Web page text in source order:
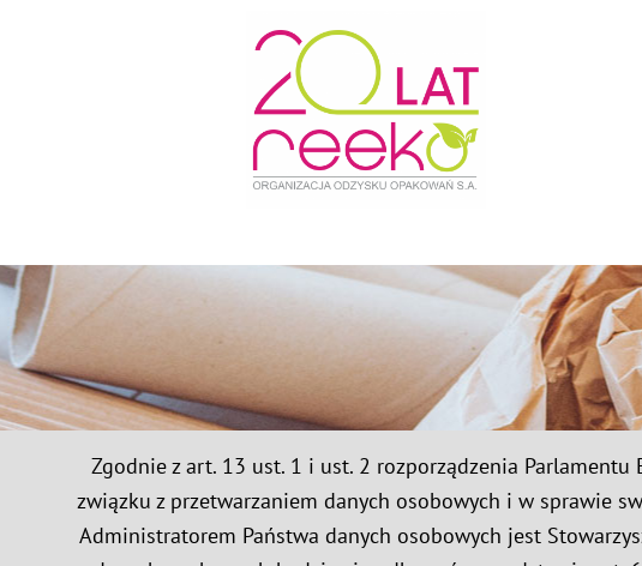
Zgodnie z art. 13 ust. 1 i ust. 2 rozporządzenia
związku z przetwarzaniem danych osobowych i w sprawie
Administratorem Państwa danych osobowych jest